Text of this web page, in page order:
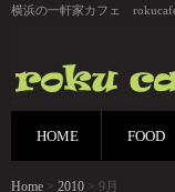
横浜の一軒家カフェ
HOME FOOD
Home > 2010 > 9月